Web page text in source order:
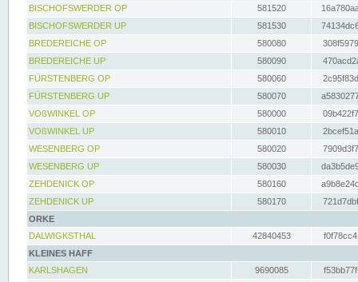
BISCHOFSWERDER OP
581520
BISCHOFSWERDER UP
581530
BREDEREICHE OP
580080
BREDEREICHE UP
580090
FÜRSTENBERG OP
580060
FÜRSTENBERG UP
580070
VOßWINKEL OP
580000
VOßWINKEL UP
580010
WESENBERG OP
580020
WESENBERG UP
580030
ZEHDENICK OP
580160
ZEHDENICK UP
580170
ORKE
DALWIGKSTHAL
42840453
KLEINES HAFF
KARLSHAGEN
9690085